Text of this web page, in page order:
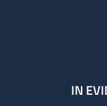
IN